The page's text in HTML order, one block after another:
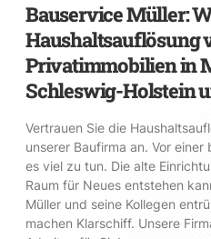
Bauservice Müller:
Haushaltsauflösung
Privatimmobilien in
Schleswig-Holstein
Vertrauen Sie die
unserer Baufirma an. Vor
es viel zu tun. Die alte
Raum für Neues entstehen
Müller und seine Kollegen
machen Klarschiff. Unsere